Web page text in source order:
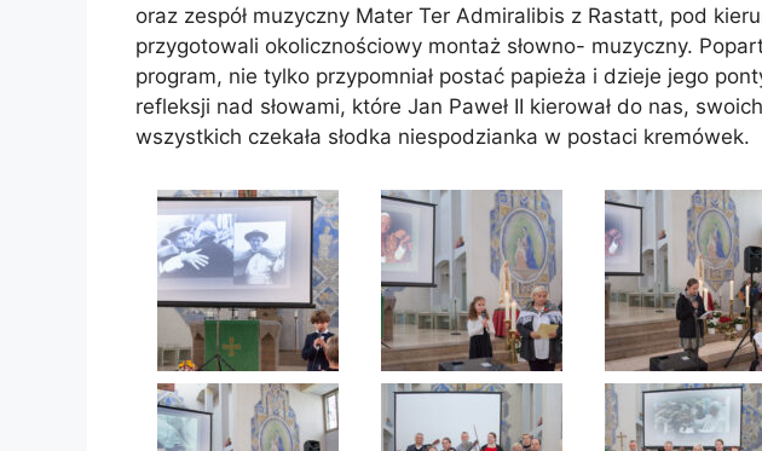
oraz zespół muzyczny Mater Ter Admiralibis z Rastatt, pod
przygotowali okolicznościowy montaż słowno- muzyczny.
program, nie tylko przypomniał postać papieża i dzieje jego
refleksji nad słowami, które Jan Paweł II kierował do nas,
wszystkich czekała słodka niespodzianka w postaci kremówek.